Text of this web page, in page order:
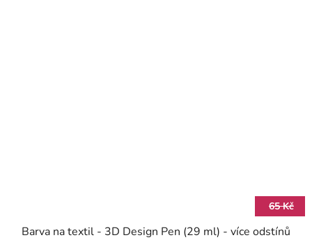
65 Kč
Barva na textil - 3D Design Pen (29 ml) - více odstínů